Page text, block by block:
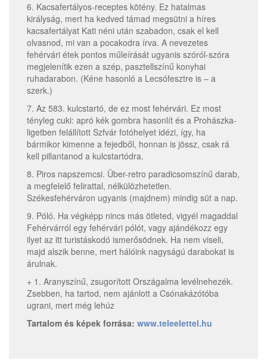
6. Kacsafertályos-receptes kötény. Ez hatalmas
királyság, mert ha kedved támad megsütni a híres
kacsafertályat Kati néni után szabadon, csak el kell
olvasnod, mi van a pocakodra írva. A nevezetes
fehérvári étek pontos műleírását ugyanis szóról-szóra
megjelenítik ezen a szép, pasztellszínű konyhai
ruhadarabon. (Kéne hasonló a Lecsófesztre is – a
szerk.)
7. Az 583. kulcstartó, de ez most fehérvári. Ez most
tényleg cuki: apró kék gombra hasonlít és a Prohászka-
ligetben felállított Szfvár fotóhelyet idézi, így, ha
bármikor kimenne a fejedből, honnan is jössz, csak rá
kell pillantanod a kulcstartódra.
8. Piros napszemcsi. Über-retro paradicsomszínű darab,
a megfelelő felirattal, nélkülözhetetlen.
Székesfehérváron ugyanis (majdnem) mindig süt a nap.
9. Póló. Ha végképp nincs más ötleted, vigyél magaddal
Fehérvárról egy fehérvári pólót, vagy ajándékozz egy
ilyet az itt turistáskodó ismerősödnek. Ha nem viseli,
majd alszik benne, mert hálóink nagyságú darabokat is
árulnak.
+ 1. Aranyszínű, zsugorított Országalma levélnehezék.
Zsebben, ha tartod, nem ajánlott a Csónakázótóba
ugrani, mert még lehúz
Tartalom és képek forrása: www.teleelettel.hu